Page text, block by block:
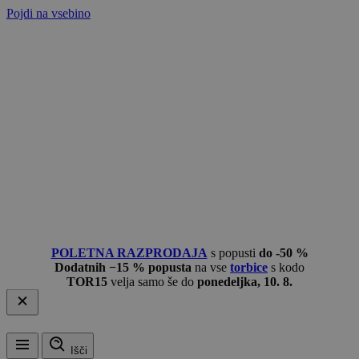
Pojdi na vsebino
POLETNA RAZPRODAJA s popusti do -50 %
Dodatnih −15 % popusta na vse torbice s kodo
TOR15 velja samo še do ponedeljka, 10. 8.
Išči